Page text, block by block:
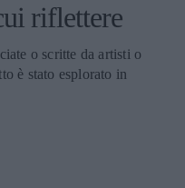
riflettere
o scritte da artisti o
è stato esplorato in